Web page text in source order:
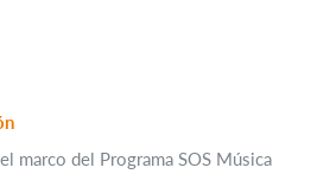
marco del Programa SOS Música